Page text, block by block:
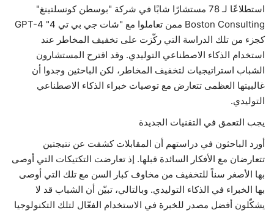
استطلاعًا لـ 78 مستشارًا شابًا في شركة "بوسطن كونسلتينغ"
Boston Consulting ممن تعاملوا مع "شات جي بي تي 4" GPT-4
كجزء من تلك الدراسة التي ركّزت على تخفيف المخاطر عند
استخدام الذكاء الاصطناعي التوليدي. وقد اقترح المستشارون
الشباب استراتيجيات لتخفيف المخاطر، لكن الباحثين وجدوا أن
غالبيتها العظمى تتعارض مع توصيات خبراء الذكاء الاصطناعي
التوليدي.
يجب التعمق في التقنيات الجديدة
أورد الباحثون في دراستهم أن المقابلات كشفت عن نتيجتين
تتعارضان مع الأفكار السائدة قبلها. إذ تعارضت التكتيكات التي أوصى
بها الأصغر سناً للتخفيف من مخاوف كبار السن مع تلك التي أوصى
بها الخبراء في الذكاء التوليدي. وبالتالي، تبيّن أن الشباب قد لا
يشكّلون أفضل مصدر للخبرة في الاستخدام الفعّال لتلك التكنولوجيا